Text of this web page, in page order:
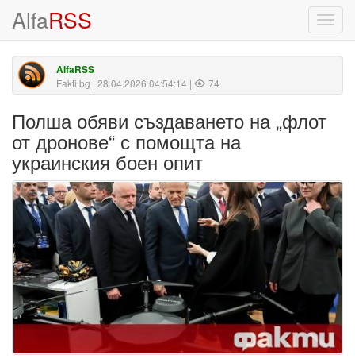
AlfaRSS
AlfaRSS
Fakti.bg | 28.04.2026 04:54:14 | 74
Полша обяви създаването на „флот
от дронове“ с помощта на
украинския боен опит